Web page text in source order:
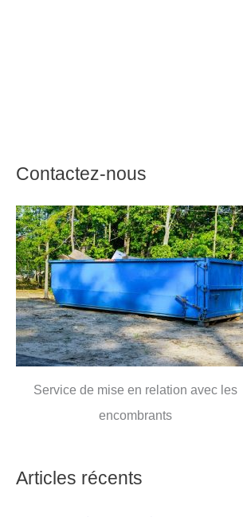
Contactez-nous
Service de mise en relation avec les
encombrants
Articles récents